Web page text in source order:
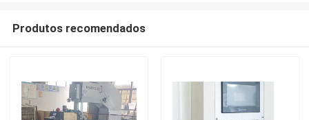
Produtos recomendados